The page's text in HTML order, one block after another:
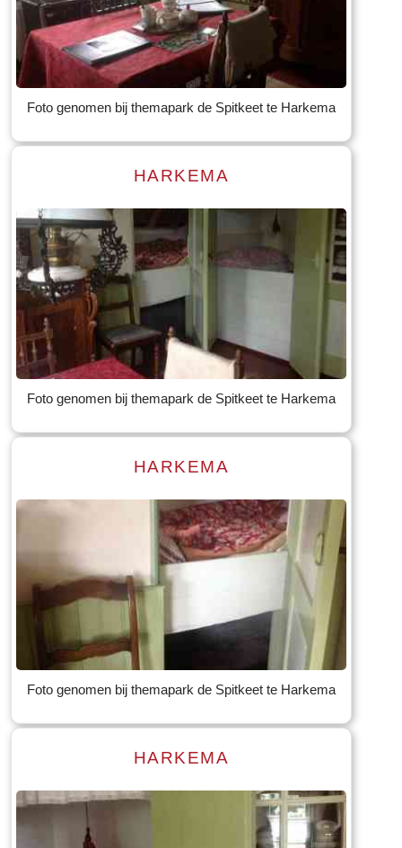
Read more
Tekst: © Foto: © Bauke Folkertsma
Foto genomen bij themapark de Spitkeet te Harkema
Tekst: © Foto: © Bauke Folkertsma
HARKEMA
Foto genomen bij themapark de Spitkeet te Harkema
Tekst: © Foto: © Bauke Folkertsma
HARKEMA
Foto genomen bij themapark de Spitkeet te Harkema
HARKEMA